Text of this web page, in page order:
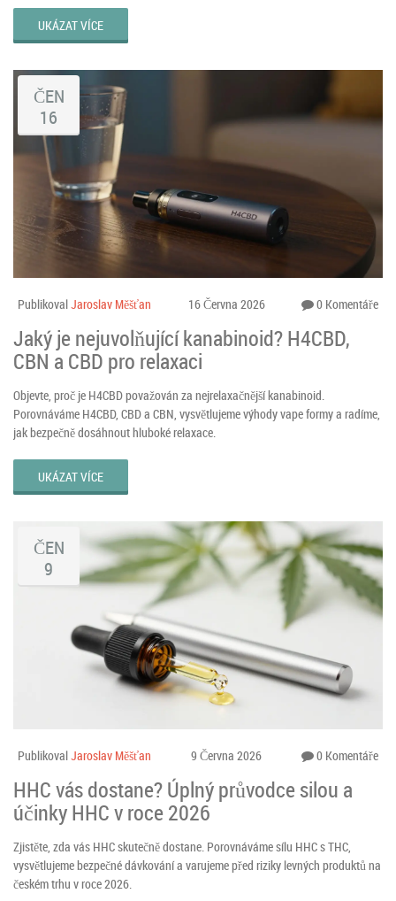
UKÁZAT VÍCE
ČEN
16
PublikovalJaroslav Měšťan 16 Června 2026 0 Komentáře
Jaký je nejuvolňující kanabinoid? H4CBD,
CBN a CBD pro relaxaci
Objevte, proč je H4CBD považován za nejrelaxačnější kanabinoid.
Porovnáváme H4CBD, CBD a CBN, vysvětlujeme výhody vape formy a radíme,
jak bezpečně dosáhnout hluboké relaxace.
UKÁZAT VÍCE
ČEN
9
PublikovalJaroslav Měšťan 9 Června 2026 0 Komentáře
HHC vás dostane? Úplný průvodce silou a
účinky HHC v roce 2026
Zjistěte, zda vás HHC skutečně dostane. Porovnáváme sílu HHC s THC,
vysvětlujeme bezpečné dávkování a varujeme před riziky levných produktů na
českém trhu v roce 2026.